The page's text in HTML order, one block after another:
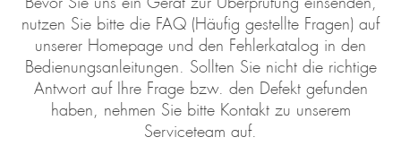
nutzen Sie bitte die FAQ (Häufig gestellte Fragen) auf
unserer Homepage und den Fehlerkatalog in den
Bedienungsanleitungen. Sollten Sie nicht die richtige
Antwort auf Ihre Frage bzw. den Defekt gefunden
haben, nehmen Sie bitte Kontakt zu unserem
Serviceteam auf.